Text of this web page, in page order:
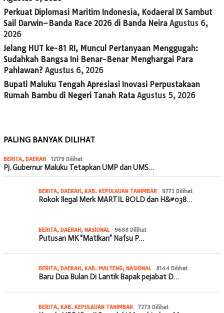
Perkuat Diplomasi Maritim Indonesia, Kodaeral IX Sambut
Sail Darwin–Banda Race 2026 di Banda Neira Agustus 6,
2026
Jelang HUT ke-81 RI, Muncul Pertanyaan Menggugah:
Sudahkah Bangsa Ini Benar-Benar Menghargai Para
Pahlawan? Agustus 6, 2026
Bupati Maluku Tengah Apresiasi Inovasi Perpustakaan
Rumah Bambu di Negeri Tanah Rata Agustus 5, 2026
PALING BANYAK DILIHAT
BERITA, DAERAH 12179 Dilihat
Pj. Gubernur Maluku Tetapkan UMP dan UMS…
BERITA, DAERAH, KAB. KEPULAUAN TANIMBAR 9772 Dilihat
Rokok Ilegal Merk MARTIL BOLD dan H&#038…
BERITA, DAERAH, NASIONAL 9688 Dilihat
Putusan MK “Matikan” Nafsu P…
BERITA, DAERAH, KAB. MALTENG, NASIONAL 8144 Dilihat
Baru Dua Bulan Di Lantik Bapak pejabat D…
BERITA, KAB. KEPULAUAN TANIMBAR 7273 Dilihat